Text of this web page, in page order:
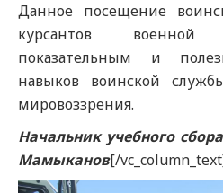
Данное посещение
курсантов
показательным и
навыков воинской
мировоззрения.
Начальник учебного
Мамыканов[/